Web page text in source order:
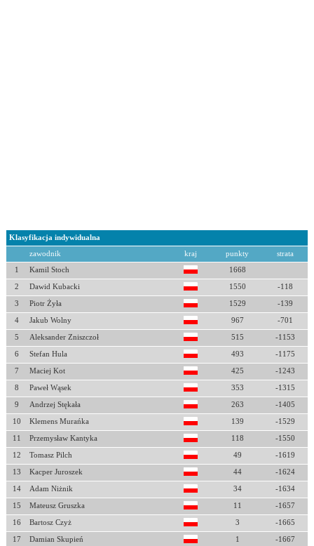
Klasyfikacja indywidualna
zawodnik kraj punkty strata
1 Kamil Stoch 1668
2 Dawid Kubacki 1550 -118
3 Piotr Żyła 1529 -139
4 Jakub Wolny 967 -701
5 Aleksander Zniszczoł 515 -1153
6 Stefan Hula 493 -1175
7 Maciej Kot 425 -1243
8 Paweł Wąsek 353 -1315
9 Andrzej Stękała 263 -1405
10 Klemens Murańka 139 -1529
11 Przemysław Kantyka 118 -1550
12 Tomasz Pilch 49 -1619
13 Kacper Juroszek 44 -1624
14 Adam Niżnik 34 -1634
15 Mateusz Gruszka 11 -1657
16 Bartosz Czyż 3 -1665
17 Damian Skupień 1 -1667